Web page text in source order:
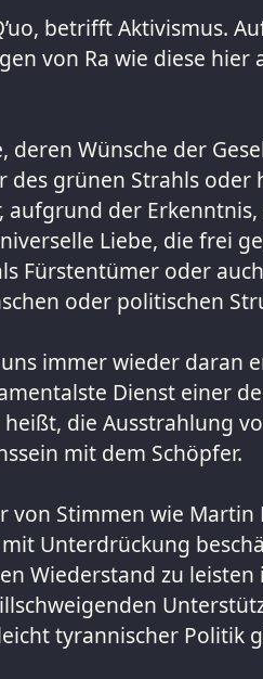
betrifft Aktivismus.
von Ra wie diese hier
deren Wünsche der
grünen Strahls oder
aufgrund der Erkenntnis,
Liebe, die frei
Fürstentümer oder
oder politischen
immer wieder daran
Dienst einer
heißt, die Ausstrahlung
mit dem Schöpfer.
Stimmen wie Martin
Unterdrückung
Wiederstand zu leisten
tyrannischer Politik